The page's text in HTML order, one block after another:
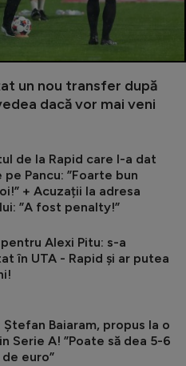
un nou transfer după
dacă vor mai veni
de la Rapid care l-a dat
Pancu: ”Foarte bun
+ Acuzații la adresa
”A fost penalty!”
Alexi Pitu: s-a
în UTA - Rapid și ar putea
Ștefan Baiaram, propus la o
Serie A! ”Poate să dea 5-6
euro”